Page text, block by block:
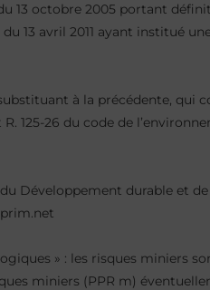
13 octobre 2005 portant
avril 2011 ayant institué
à la précédente, qui
125-26 du code de
Développement durable et
» : les risques miniers
miniers (PPR m)